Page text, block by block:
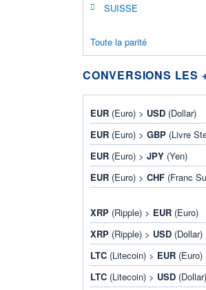
SUISSE
Toute la parité
CONVERSIONS LES
EUR (Euro) > USD (Dollar)
EUR (Euro) > GBP (Livre
EUR (Euro) > JPY (Yen)
EUR (Euro) > CHF (Franc
XRP (Ripple) > EUR (Euro)
XRP (Ripple) > USD (Dollar)
LTC (Litecoin) > EUR (Euro)
LTC (Litecoin) > USD (Dollar)